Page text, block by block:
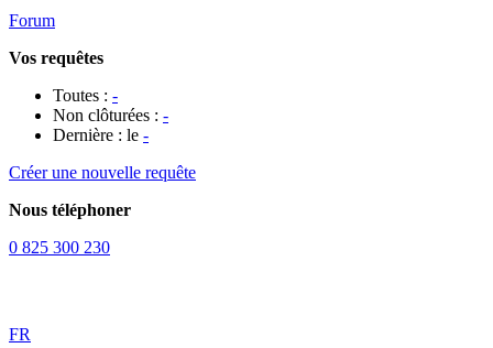
Forum
Vos requêtes
Toutes : -
Non clôturées : -
Dernière : le -
Créer une nouvelle requête
Nous téléphoner
0 825 300 230
FR